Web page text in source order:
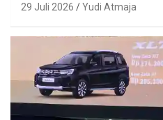
29 Juli 2026 Yudi Atmaja